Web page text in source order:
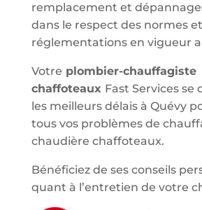
remplacement et
dans le respect des normes
réglementations en vigueur a
Votre plombier-chauffagiste
chaffoteaux Fast Services se
les meilleurs délais à Quévy
tous vos problèmes de
chaudière chaffoteaux.
Bénéficiez de ses conseils
quant à l’entretien de votre